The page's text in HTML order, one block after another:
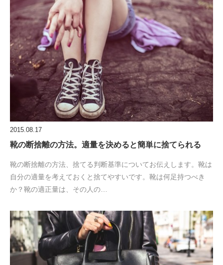
2015.08.17
靴の断捨離の方法。適量を決めると簡単に捨てられる
靴の断捨離の方法、捨てる判断基準についてお伝えします。靴は
自分の適量を考えておくと捨てやすいです。靴は何足持つべき
か？靴の適正量は、その人の…